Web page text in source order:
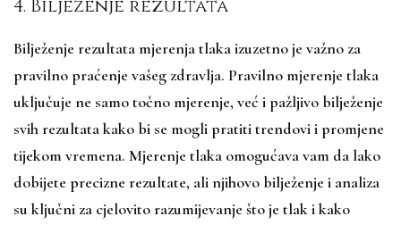
4. Bilježenje rezultata
Bilježenje rezultata mjerenja tlaka izuzetno je važno za
pravilno praćenje vašeg zdravlja. Pravilno mjerenje tlaka
uključuje ne samo točno mjerenje, već i pažljivo bilježenje
svih rezultata kako bi se mogli pratiti trendovi i promjene
tijekom vremena. Mjerenje tlaka omogućava vam da lako
dobijete precizne rezultate, ali njihovo bilježenje i analiza
su ključni za cjelovito razumijevanje što je tlak i kako